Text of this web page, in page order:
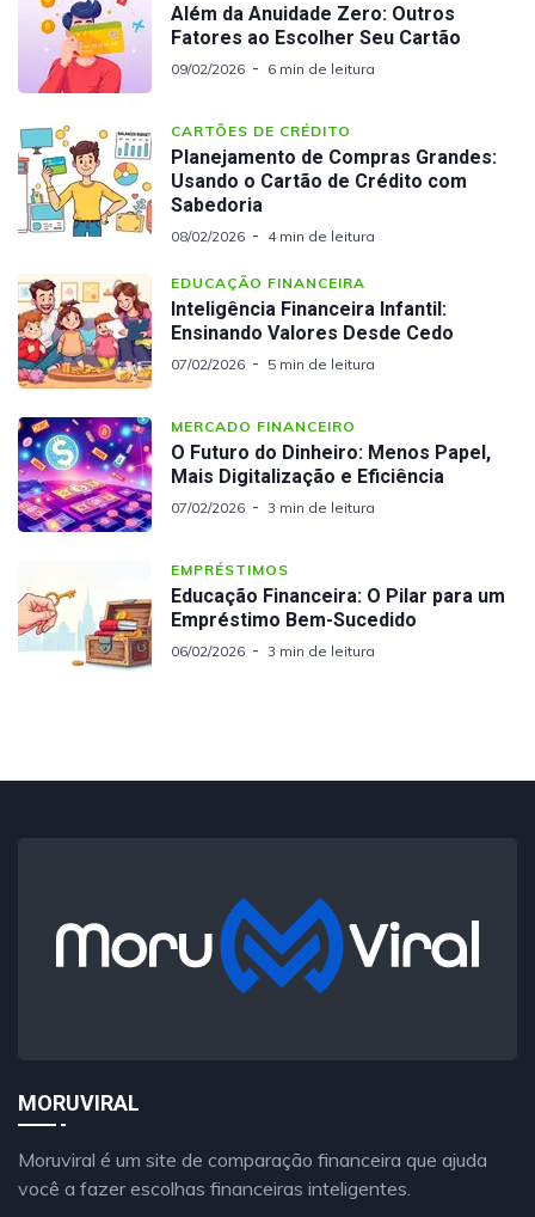
Além da Anuidade Zero: Outros
Fatores ao Escolher Seu Cartão
09/02/2026 6 min de leitura
CARTÕES DE CRÉDITO
Planejamento de Compras Grandes:
Usando o Cartão de Crédito com
Sabedoria
08/02/2026 4 min de leitura
EDUCAÇÃO FINANCEIRA
Inteligência Financeira Infantil:
Ensinando Valores Desde Cedo
07/02/2026 5 min de leitura
MERCADO FINANCEIRO
O Futuro do Dinheiro: Menos Papel,
Mais Digitalização e Eficiência
07/02/2026 3 min de leitura
EMPRÉSTIMOS
Educação Financeira: O Pilar para um
Empréstimo Bem-Sucedido
06/02/2026 3 min de leitura
MORUVIRAL
Moruviral é um site de comparação financeira que ajuda
você a fazer escolhas financeiras inteligentes.